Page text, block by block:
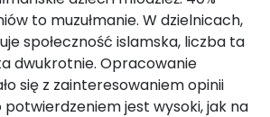
to muzułmanie. W dzielnicach,
społeczność islamska, liczba ta
dwukrotnie. Opracowanie
się z zainteresowaniem opinii
potwierdzeniem jest wysoki, jak na